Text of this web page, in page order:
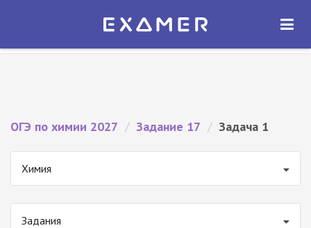
Экзамер — ЕГЭ 2027
ОТКРЫТЬ
ОГЭ по химии 2027 / Задание 17 / Задача 1
Химия
Задания